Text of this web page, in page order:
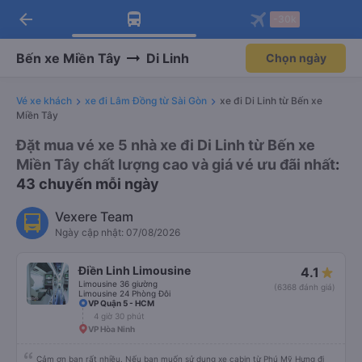
Tải app Vexere ngay!
Nhận ưu đãi thành viên độc
Mở app
Tải app Vexere
-30k/ghế khi đặt vé máy bay qua
Mở app
arrow_back
Bến xe Miền Tây Di Linh Chọn ngày
Vé xe khách xe đi Lâm Đồng từ Sài Gòn
xe đi Di Linh từ Bến xe
Miền Tây
Đặt mua vé xe 5 nhà xe đi Di Linh từ Bến xe
Miền Tây chất lượng cao và giá vé ưu đãi nhất:
43 chuyến mỗi ngày
Vexere Team
Ngày cập nhật: 07/08/2026
Điền Linh Limousine
Limousine 36 giường
Limousine 24 Phòng Đôi
4.1
(6368 đánh giá)
VP Quận 5 - HCM
4 giờ 30 phút
VP Hòa Ninh
Cảm ơn bạn rất nhiều. Nếu bạn muốn sử dụng xe cabin từ Phú Mỹ Hưng đi